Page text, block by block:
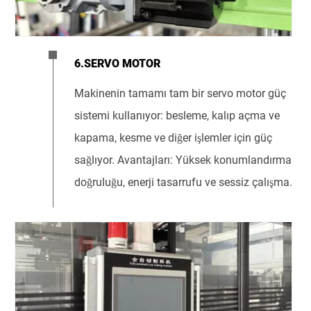
6.SERVO MOTOR
Makinenin tamamı tam bir servo motor güç
sistemi kullanıyor: besleme, kalıp açma ve
kapama, kesme ve diğer işlemler için güç
sağlıyor. Avantajları: Yüksek konumlandırma
doğruluğu, enerji tasarrufu ve sessiz çalışma.